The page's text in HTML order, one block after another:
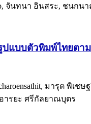
จันทนา อินสระ, ชนกน
ปแบบตัวพิมพ์ไทยตา
มารุต พิเชษ
ารยะ ศรีกัลยาณบุตร